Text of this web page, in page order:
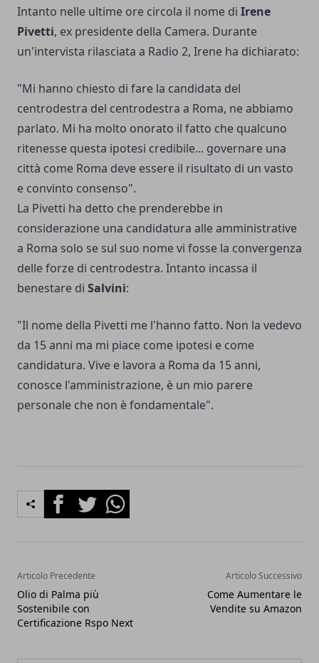
Intanto nelle ultime ore circola il nome di Irene
Pivetti, ex presidente della Camera. Durante
un'intervista rilasciata a Radio 2, Irene ha dichiarato:
"Mi hanno chiesto di fare la candidata del
centrodestra del centrodestra a Roma, ne abbiamo
parlato. Mi ha molto onorato il fatto che qualcuno
ritenesse questa ipotesi credibile... governare una
città come Roma deve essere il risultato di un vasto
e convinto consenso".
La Pivetti ha detto che prenderebbe in
considerazione una candidatura alle amministrative
a Roma solo se sul suo nome vi fosse la convergenza
delle forze di centrodestra. Intanto incassa il
benestare di Salvini:
"Il nome della Pivetti me l'hanno fatto. Non la vedevo
da 15 anni ma mi piace come ipotesi e come
candidatura. Vive e lavora a Roma da 15 anni,
conosce l'amministrazione, è un mio parere
personale che non è fondamentale".
FacebookTwitterWhatsapp
Articolo Precedente
Olio di Palma più
Sostenibile con
Certificazione Rspo Next
Articolo Successivo
Come Aumentare le
Vendite su Amazon